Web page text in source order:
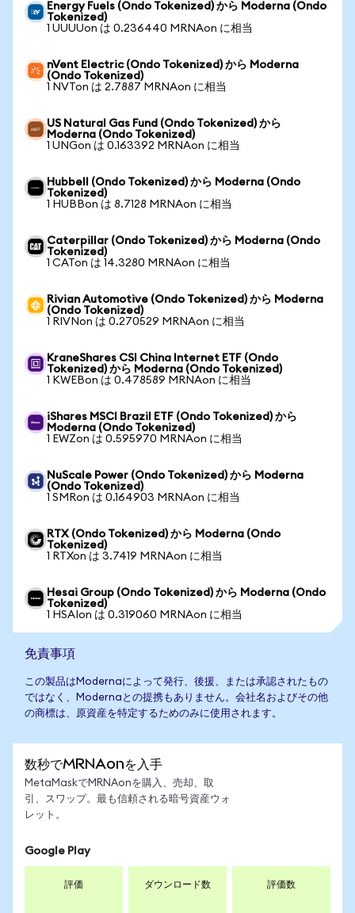
Energy Fuels (Ondo Tokenized) から Moderna (Ondo
Tokenized)
1 UUUUon は 0.236440 MRNAon に相当
nVent Electric (Ondo Tokenized) から Moderna
(Ondo Tokenized)
1 NVTon は 2.7887 MRNAon に相当
US Natural Gas Fund (Ondo Tokenized) から
Moderna (Ondo Tokenized)
1 UNGon は 0.163392 MRNAon に相当
Hubbell (Ondo Tokenized) から Moderna (Ondo
Tokenized)
1 HUBBon は 8.7128 MRNAon に相当
Caterpillar (Ondo Tokenized) から Moderna (Ondo
Tokenized)
1 CATon は 14.3280 MRNAon に相当
Rivian Automotive (Ondo Tokenized) から Moderna
(Ondo Tokenized)
1 RIVNon は 0.270529 MRNAon に相当
KraneShares CSI China Internet ETF (Ondo
Tokenized) から Moderna (Ondo Tokenized)
1 KWEBon は 0.478589 MRNAon に相当
iShares MSCI Brazil ETF (Ondo Tokenized) から
Moderna (Ondo Tokenized)
1 EWZon は 0.595970 MRNAon に相当
NuScale Power (Ondo Tokenized) から Moderna
(Ondo Tokenized)
1 SMRon は 0.164903 MRNAon に相当
RTX (Ondo Tokenized) から Moderna (Ondo
Tokenized)
1 RTXon は 3.7419 MRNAon に相当
Hesai Group (Ondo Tokenized) から Moderna (Ondo
Tokenized)
1 HSAIon は 0.319060 MRNAon に相当
免責事項
この製品はModernaによって発行、後援、または承認されたもの
ではなく、Modernaとの提携もありません。会社名およびその他
の商標は、原資産を特定するためのみに使用されます。
数秒でMRNAonを入手
MetaMaskでMRNAonを購入、売却、取
引、スワップ。最も信頼される暗号資産ウォ
レット。
Google Play
評価 ダウンロード数 評価数